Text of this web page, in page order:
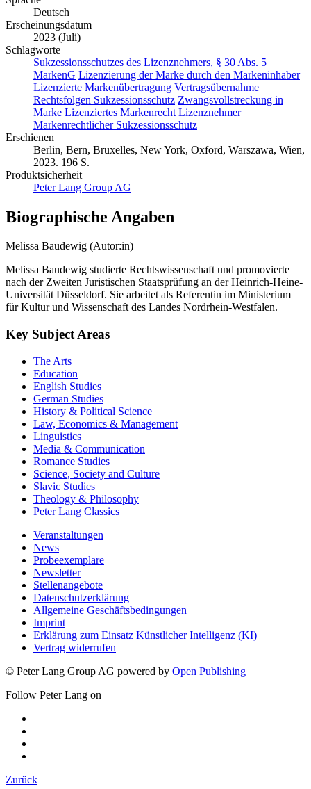
Deutsch
Erscheinungsdatum
2023 (Juli)
Schlagworte
Sukzessionsschutzes des Lizenznehmers, § 30 Abs. 5
MarkenG Lizenzierung der Marke durch den Markeninhaber
Lizenzierte Markenübertragung Vertragsübernahme
Rechtsfolgen Sukzessionsschutz Zwangsvollstreckung in
Marke Lizenziertes Markenrecht Lizenznehmer
Markenrechtlicher Sukzessionsschutz
Erschienen
Berlin, Bern, Bruxelles, New York, Oxford, Warszawa, Wien,
2023. 196 S.
Produktsicherheit
Peter Lang Group AG
Biographische Angaben
Melissa Baudewig (Autor:in)
Melissa Baudewig studierte Rechtswissenschaft und promovierte
nach der Zweiten Juristischen Staatsprüfung an der Heinrich-Heine-
Universität Düsseldorf. Sie arbeitet als Referentin im Ministerium
für Kultur und Wissenschaft des Landes Nordrhein-Westfalen.
Key Subject Areas
The Arts
Education
English Studies
German Studies
History & Political Science
Law, Economics & Management
Linguistics
Media & Communication
Romance Studies
Science, Society and Culture
Slavic Studies
Theology & Philosophy
Peter Lang Classics
Veranstaltungen
News
Probeexemplare
Newsletter
Stellenangebote
Datenschutzerklärung
Allgemeine Geschäftsbedingungen
Imprint
Erklärung zum Einsatz Künstlicher Intelligenz (KI)
Vertrag widerrufen
© Peter Lang Group AG powered by Open Publishing
Follow Peter Lang on
Zurück